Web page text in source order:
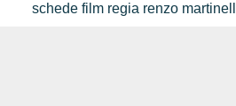
schede film regia renzo